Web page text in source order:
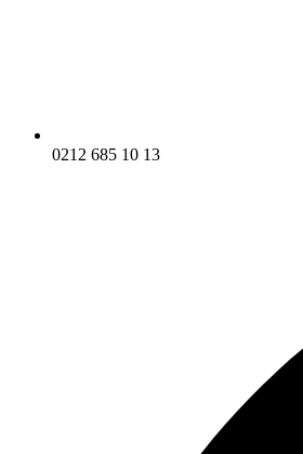
0212 685 10 13